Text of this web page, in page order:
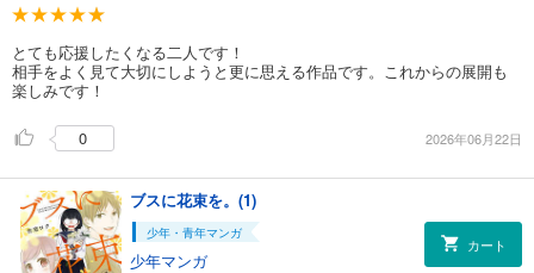
とても応援したくなる二人です！
相手をよく見て大切にしようと更に思える作品です。これからの展開も
楽しみです！
0 2026年06月22日
ブスに花束を。(1)
少年・青年マンガ
少年マンガ
カート